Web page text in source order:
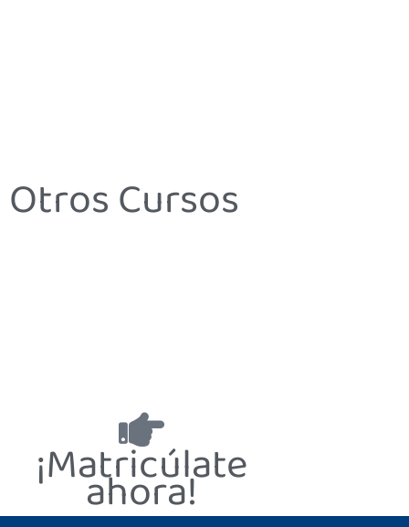
Otros Cursos
¡Matricúlate
ahora!